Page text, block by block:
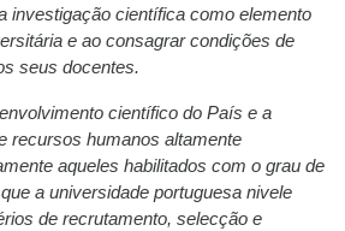
investigação científica como elemento
e ao consagrar condições de
seus docentes.
científico do País e a
recursos humanos altamente
aqueles habilitados com o grau de
a universidade portuguesa nivele
de recrutamento, selecção e